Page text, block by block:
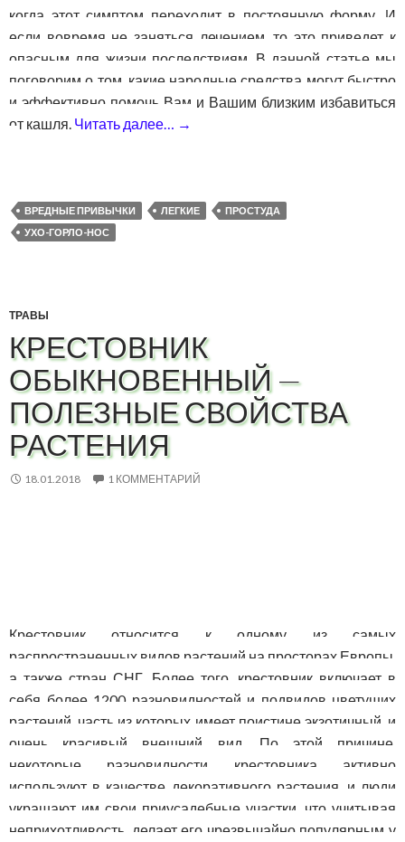
когда этот симптом переходит в постоянную форму. И
если вовремя не заняться лечением, то это приведет к
опасным для жизни последствиям. В данной статье мы
поговорим о том, какие народные средства могут быстро
и эффективно помочь Вам и Вашим близким избавиться
от кашля. Читать далее… →
ВРЕДНЫЕ ПРИВЫЧКИ ЛЕГКИЕ
ПРОСТУДА
УХО-ГОРЛО-НОС
ТРАВЫ
КРЕСТОВНИК
ОБЫКНОВЕННЫЙ —
ПОЛЕЗНЫЕ СВОЙСТВА
РАСТЕНИЯ
18.01.2018 1 КОММЕНТАРИЙ
Крестовник относится к одному из самых
распространенных видов растений на просторах Европы,
а также стран СНГ. Более того, крестовник включает в
себя более 1200 разновидностей и подвидов цветущих
растений, часть из которых имеет поистине экзотичный, и
очень красивый внешний вид. По этой причине,
некоторые разновидности крестовника активно
используют в качестве декоративного растения, и люди
украшают им свои приусадебные участки, что учитывая
неприхотливость, делает его чрезвычайно популярным у